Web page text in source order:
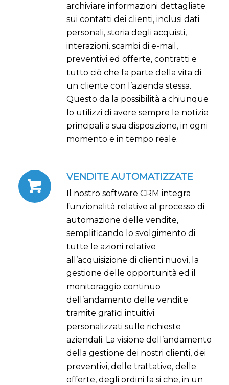
archiviare informazioni dettagliate
sui contatti dei clienti, inclusi dati
personali, storia degli acquisti,
interazioni, scambi di e-mail,
preventivi ed offerte, contratti e
tutto ciò che fa parte della vita di
un cliente con l’azienda stessa.
Questo da la possibilità a chiunque
lo utilizzi di avere sempre le notizie
principali a sua disposizione, in ogni
momento e in tempo reale.
VENDITE AUTOMATIZZATE
Il nostro software CRM integra
funzionalità relative al processo di
automazione delle vendite,
semplificando lo svolgimento di
tutte le azioni relative
all’acquisizione di clienti nuovi, la
gestione delle opportunità ed il
monitoraggio continuo
dell’andamento delle vendite
tramite grafici intuitivi
personalizzati sulle richieste
aziendali. La visione dell’andamento
della gestione dei nostri clienti, dei
preventivi, delle trattative, delle
offerte, degli ordini fa si che, in un